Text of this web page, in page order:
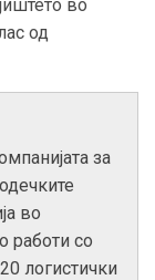
во
од
за
во
работи со
логистички